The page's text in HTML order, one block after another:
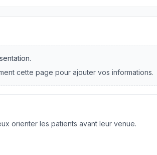
cette page pour ajouter vos informations.
orienter les patients avant leur venue.